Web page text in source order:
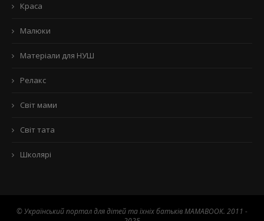
Краса
Малюки
Матеріали для НУШ
Релакс
Світ мами
Світ тата
Школярі
© Український портал для дітей та їхніх батьків MAMABOOK. 2011 -